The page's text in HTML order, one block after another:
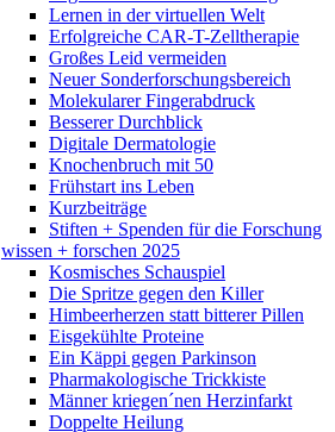
Lernen in der virtuellen Welt
Erfolgreiche CAR-T-Zelltherapie
Großes Leid vermeiden
Neuer Sonderforschungsbereich
Molekularer Fingerabdruck
Besserer Durchblick
Digitale Dermatologie
Knochenbruch mit 50
Frühstart ins Leben
Kurzbeiträge
Stiften + Spenden für die Forschung
wissen + forschen 2025
Kosmisches Schauspiel
Die Spritze gegen den Killer
Himbeerherzen statt bitterer Pillen
Eisgekühlte Proteine
Ein Käppi gegen Parkinson
Pharmakologische Trickkiste
Männer kriegen´nen Herzinfarkt
Doppelte Heilung